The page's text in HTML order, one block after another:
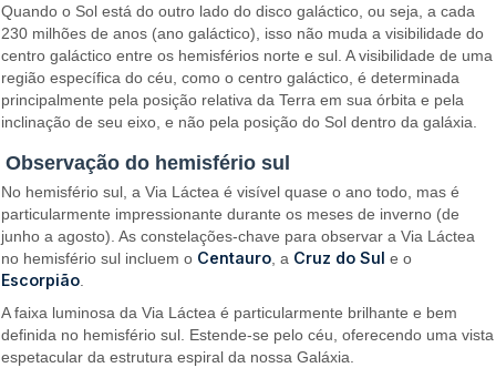
Quando o Sol está do outro lado do disco galáctico, ou seja, a cada
230 milhões de anos (ano galáctico), isso não muda a visibilidade do
centro galáctico entre os hemisférios norte e sul. A visibilidade de uma
região específica do céu, como o centro galáctico, é determinada
principalmente pela posição relativa da Terra em sua órbita e pela
inclinação de seu eixo, e não pela posição do Sol dentro da galáxia.
Observação do hemisfério sul
No hemisfério sul, a Via Láctea é visível quase o ano todo, mas é
particularmente impressionante durante os meses de inverno (de
junho a agosto). As constelações-chave para observar a Via Láctea
no hemisfério sul incluem o Centauro, a Cruz do Sul e o
Escorpião.
A faixa luminosa da Via Láctea é particularmente brilhante e bem
definida no hemisfério sul. Estende-se pelo céu, oferecendo uma vista
espetacular da estrutura espiral da nossa Galáxia.